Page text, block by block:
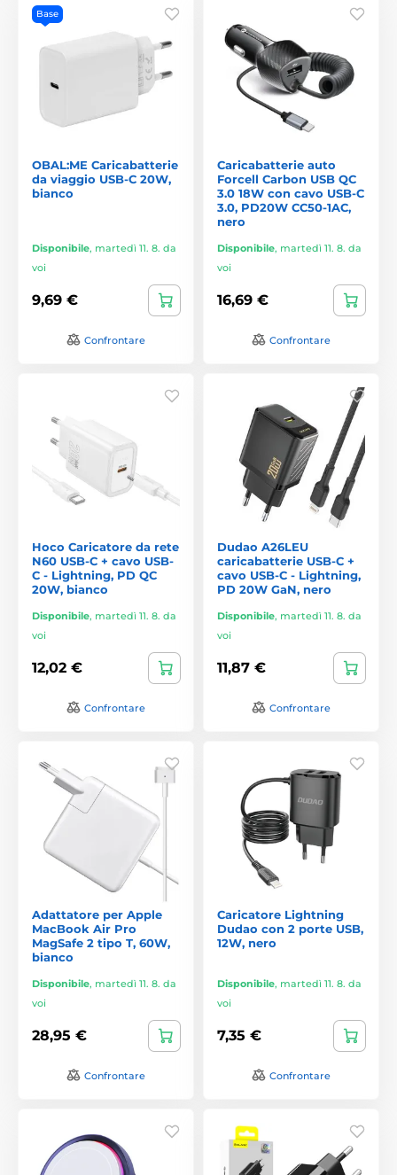
Base
OBAL:ME Caricabatterie
da viaggio USB-C 20W,
bianco
Disponibile, martedì 11. 8. da
voi
9,69 €
Confrontare
Caricabatterie auto
Forcell Carbon USB QC
3.0 18W con cavo USB-C
3.0, PD20W CC50-1AC,
nero
Disponibile, martedì 11. 8. da
voi
16,69 €
Confrontare
Hoco Caricatore da rete
N60 USB-C + cavo USB-
C - Lightning, PD QC
20W, bianco
Disponibile, martedì 11. 8. da
voi
12,02 €
Confrontare
Dudao A26LEU
caricabatterie USB-C +
cavo USB-C - Lightning,
PD 20W GaN, nero
Disponibile, martedì 11. 8. da
voi
11,87 €
Confrontare
Adattatore per Apple
MacBook Air Pro
MagSafe 2 tipo T, 60W,
bianco
Disponibile, martedì 11. 8. da
voi
28,95 €
Confrontare
Caricatore Lightning
Dudao con 2 porte USB,
12W, nero
Disponibile, martedì 11. 8. da
voi
7,35 €
Confrontare